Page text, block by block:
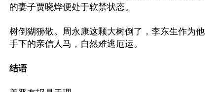
的妻子贾晓烨便处于软禁状态。
树倒猢狲散。周永康这颗大树倒了，李东生作为他
手下的亲信人马，自然难逃厄运。
结语